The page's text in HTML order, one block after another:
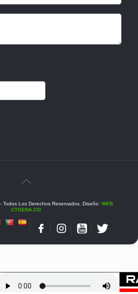
Todos Los Derechos Reservados. Diseño: WEB
CTGENA.CO